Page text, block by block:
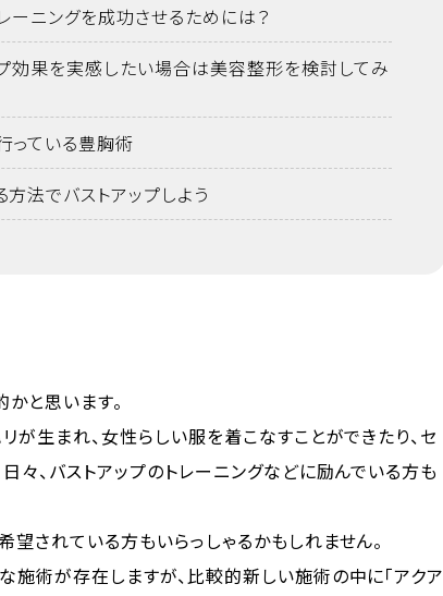
ーニングを成功させるためには？
効果を実感したい場合は美容整形を検討してみ
っている豊胸術
法でバストアップしよう
と思います。
が生まれ、女性らしい服を着こなすことができたり、セ
々、バストアップのトレーニングなどに励んでいる方も
されている方もいらっしゃるかもしれません。
施術が存在しますが、比較的新しい施術の中に「アクア